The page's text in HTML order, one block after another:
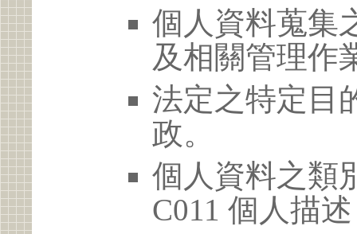
個人資料蒐集
及相關管理作
法定之特定目
政。
個人資料之類
C011 個人描述